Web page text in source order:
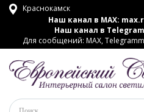
Краснокамск
Наш канал в MAX:
Наш канал в
Для сообщений: MAX,